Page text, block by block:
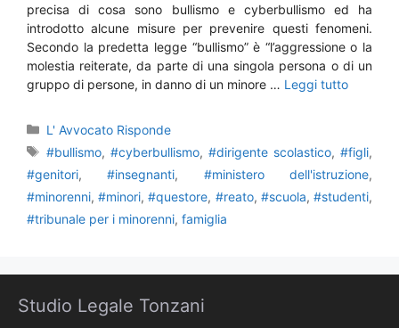
precisa di cosa sono bullismo e cyberbullismo ed ha
introdotto alcune misure per prevenire questi fenomeni.
Secondo la predetta legge “bullismo” è “l’aggressione o la
molestia reiterate, da parte di una singola persona o di un
gruppo di persone, in danno di un minore … Leggi tutto
Categorie
L' Avvocato Risponde
Tag
#bullismo,#cyberbullismo,#dirigente scolastico,#figli,
#genitori,#insegnanti, #ministero dell'istruzione,
#minorenni,#minori,#questore, #reato, #scuola,#studenti,
#tribunale per i minorenni, famiglia
Studio Legale Tonzani